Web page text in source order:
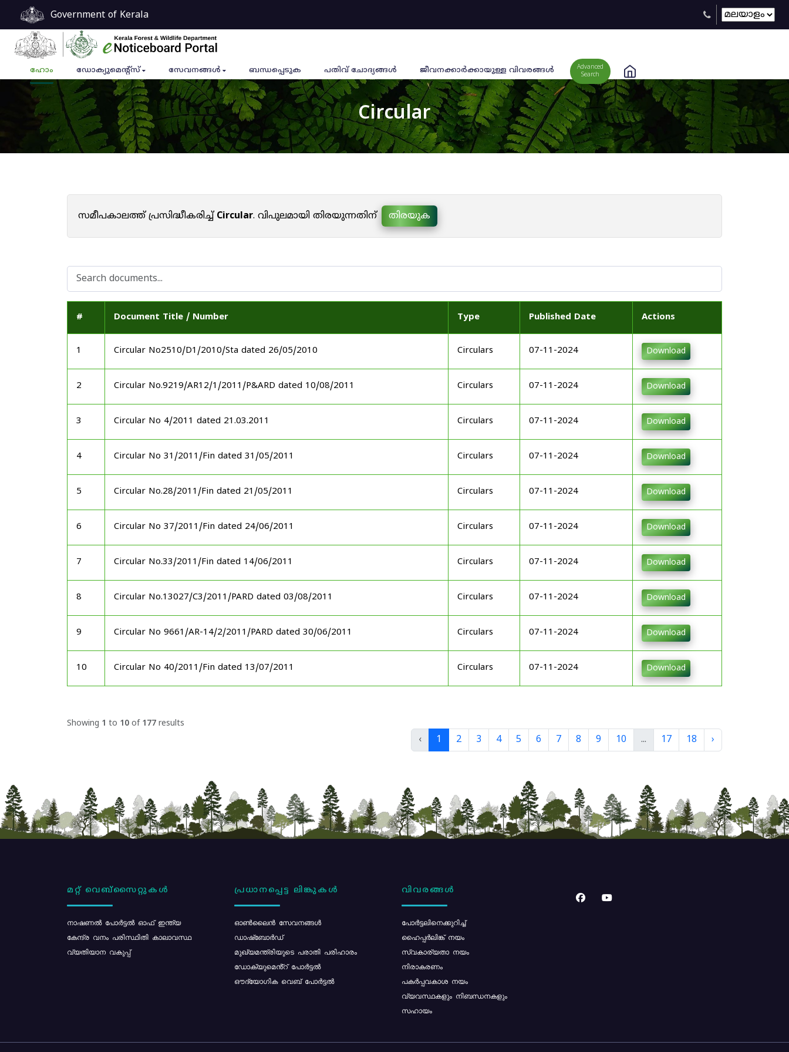
Government of Kerala
ഹോം ഡോക്യുമെൻ്റ്സ് സേവനങ്ങൾ ബന്ധപ്പെടുക പതിവ് ചോദ്യങ്ങൾ ജീവനക്കാര്‍ക്കായുള്ള വിവരങ്ങള്‍
Advanced
Search
Circular
സമീപകാലത്ത് പ്രസിദ്ധീകരിച്ച്Circular. വിപുലമായി തിരയുന്നതിന് തിരയുക
# Document Title / Number Type Published Date Actions
1 Circular No2510/D1/2010/Sta dated 26/05/2010 Circulars 07-11-2024 Download
2 Circular No.9219/AR12/1/2011/P&ARD dated 10/08/2011 Circulars 07-11-2024 Download
3 Circular No 4/2011 dated 21.03.2011 Circulars 07-11-2024 Download
4 Circular No 31/2011/Fin dated 31/05/2011 Circulars 07-11-2024 Download
5 Circular No.28/2011/Fin dated 21/05/2011 Circulars 07-11-2024 Download
6 Circular No 37/2011/Fin dated 24/06/2011 Circulars 07-11-2024 Download
7 Circular No.33/2011/Fin dated 14/06/2011 Circulars 07-11-2024 Download
8 Circular No.13027/C3/2011/PARD dated 03/08/2011 Circulars 07-11-2024 Download
9 Circular No 9661/AR-14/2/2011/PARD dated 30/06/2011 Circulars 07-11-2024 Download
10 Circular No 40/2011/Fin dated 13/07/2011 Circulars 07-11-2024 Download
Showing 1 to 10 of 177 results
‹ 1 2 3 4 5 6 7 8 9 10 ... 17 18 ›
മറ്റ് വെബ്സൈറ്റുകൾ
നാഷണൽ പോർട്ടൽ ഓഫ് ഇന്ത്യ
കേന്ദ്ര വനം പരിസ്ഥിതി കാലാവസ്ഥ
വ്യതിയാന വകുപ്പ്
പ്രധാനപ്പെട്ട ലിങ്കുകൾ
ഓൺലൈൻ സേവനങ്ങൾ
ഡാഷ്ബോർഡ്
മുഖ്യമന്ത്രിയുടെ പരാതി പരിഹാരം
ഡോക്യുമെൻ്റ് പോർട്ടൽ
ഔദ്യോഗിക വെബ് പോർട്ടൽ
വിവരങ്ങൾ
പോര്‍ട്ടലിനെക്കുറിച്ച്
ഹൈപ്പർലിങ്ക് നയം
സ്വകാര്യതാ നയം
നിരാകരണം
പകർപ്പവകാശ നയം
വ്യവസ്ഥകളും നിബന്ധനകളും
സഹായം